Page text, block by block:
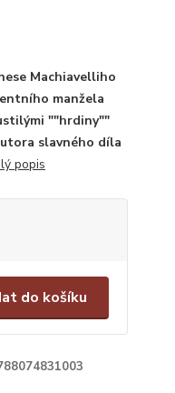
Machiavelliho
manžela
""hrdiny""
slavného díla
popis
do košíku